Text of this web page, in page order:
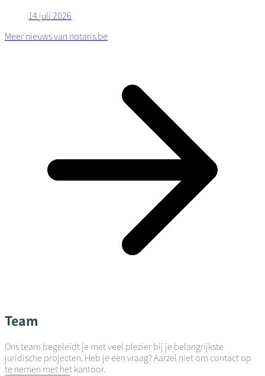
14 juli 2026
Meer nieuws van notaris.be
Team
Ons team begeleidt je met veel plezier bij je belangrijkste
juridische projecten. Heb je een vraag? Aarzel niet om contact op
te nemen met het kantoor.